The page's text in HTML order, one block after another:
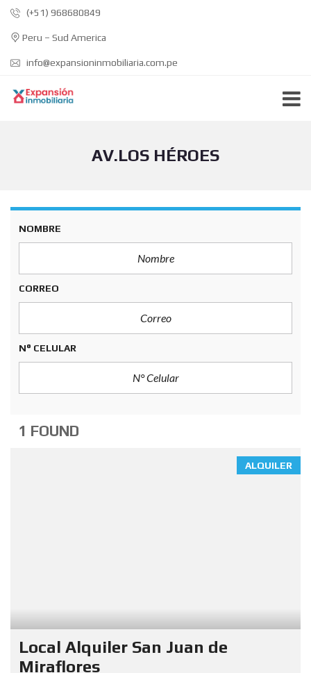
(+51) 968680849
Peru – Sud America
info@expansioninmobiliaria.com.pe
AV.LOS HÉROES
NOMBRE
CORREO
N° CELULAR
1 FOUND
ALQUILER
Local Alquiler San Juan de
Miraflores